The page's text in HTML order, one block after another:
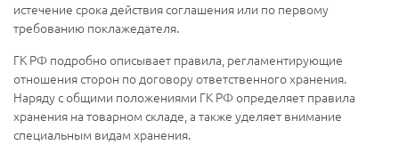
истечение срока действия соглашения или по первому
требованию поклажедателя.
ГК РФ подробно описывает правила, регламентирующие
отношения сторон по договору ответственного хранения.
Наряду с общими положениями ГК РФ определяет правила
хранения на товарном складе, а также уделяет внимание
специальным видам хранения.